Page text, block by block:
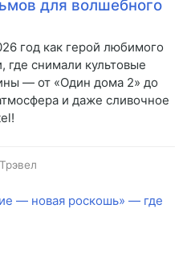
для волшебного
год как герой любимого
снимали культовые
— от «Один дома 2» до
и даже сливочное